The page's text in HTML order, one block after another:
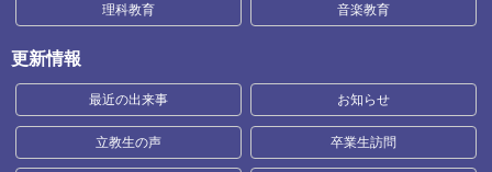
理科教育 音楽教育
更新情報
最近の出来事 お知らせ
立教生の声 卒業生訪問